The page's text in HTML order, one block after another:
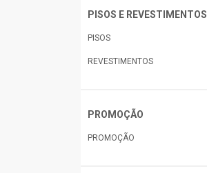
PISOS E REVESTIMENTOS
PISOS
REVESTIMENTOS
PROMOÇÃO
PROMOÇÃO